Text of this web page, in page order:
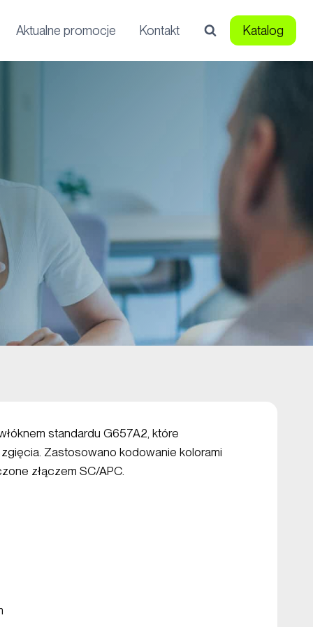
Aktualne promocje Kontakt Katalog
standardu G657A2, które
Zastosowano kodowanie kolorami
złączem SC/APC.